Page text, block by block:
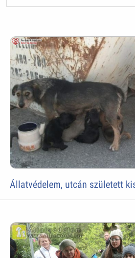
Állatvédelem, utcán született